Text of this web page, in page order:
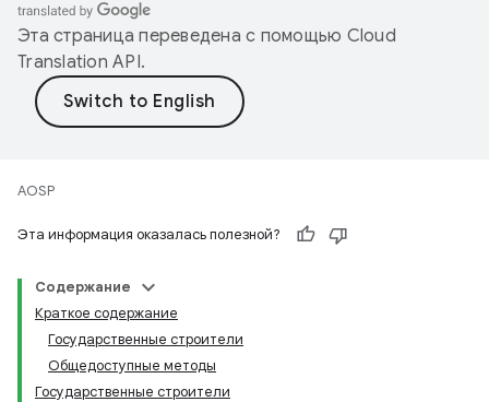
Эта страница переведена с помощью Cloud
Translation API.
AOSP
Эта информация оказалась полезной?
Содержание
Краткое содержание
Государственные строители
Общедоступные методы
Государственные строители